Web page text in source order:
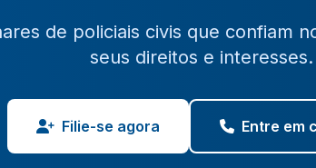
de policiais civis que confiam
seus direitos e interesses.
Filie-se agora Entre em